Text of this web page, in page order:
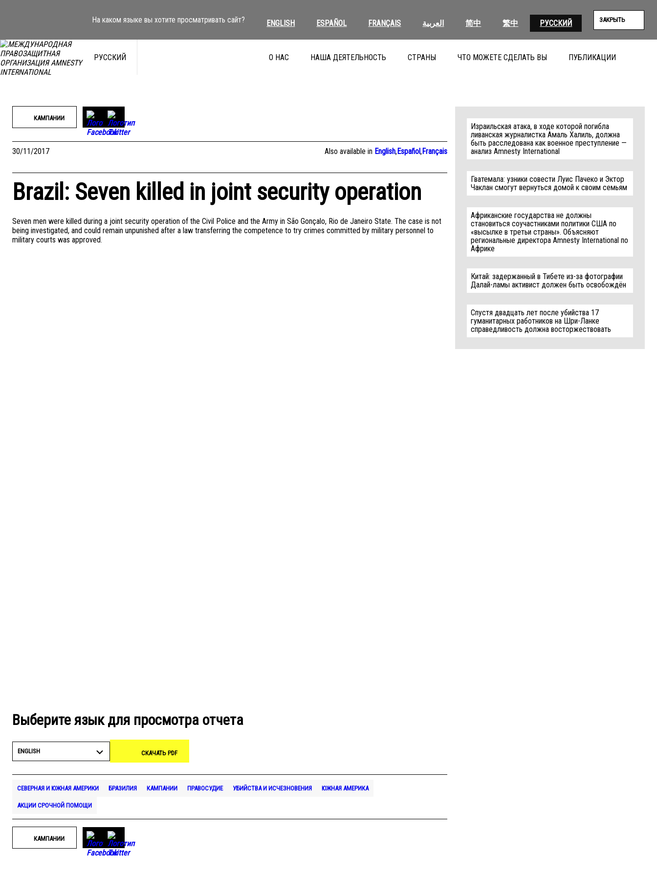
На каком языке вы хотите просматривать сайт? ENGLISH ESPAÑOL FRANÇAIS العربية 简中 繁中 РУССКИЙ ЗАКРЫТЬ
РУССКИЙ О НАС НАША ДЕЯТЕЛЬНОСТЬ СТРАНЫ ЧТО МОЖЕТЕ СДЕЛАТЬ ВЫ ПУБЛИКАЦИИ
КАМПАНИИ
30/11/2017 Also available in English,Español,Français
Brazil: Seven killed in joint security operation
Seven men were killed during a joint security operation of the Civil Police and the Army in São Gonçalo, Rio de Janeiro State. The case is not
being investigated, and could remain unpunished after a law transferring the competence to try crimes committed by military personnel to
military courts was approved.
Выберите язык для просмотра отчета
ENGLISH СКАЧАТЬ PDF
СЕВЕРНАЯ И ЮЖНАЯ АМЕРИКИ БРАЗИЛИЯ КАМПАНИИ ПРАВОСУДИЕ УБИЙСТВА И ИСЧЕЗНОВЕНИЯ ЮЖНАЯ АМЕРИКА
АКЦИИ СРОЧНОЙ ПОМОЩИ
КАМПАНИИ
Израильская атака, в ходе которой погибла
ливанская журналистка Амаль Халиль, должна
быть расследована как военное преступление —
анализ Amnesty International
Гватемала: узники совести Луис Пачеко и Эктор
Чаклан смогут вернуться домой к своим семьям
Африканские государства не должны
становиться соучастниками политики США по
«высылке в третьи страны». Объясняют
региональные директора Amnesty International по
Африке
Китай: задержанный в Тибете из-за фотографии
Далай-ламы активист должен быть освобождён
Спустя двадцать лет после убийства 17
гуманитарных работников на Шри-Ланке
справедливость должна восторжествовать